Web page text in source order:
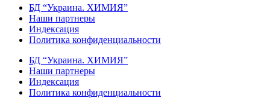
БД “Украина. ХИМИЯ”
Наши партнеры
Индексация
Политика конфиденциальности
БД “Украина. ХИМИЯ”
Наши партнеры
Индексация
Политика конфиденциальности